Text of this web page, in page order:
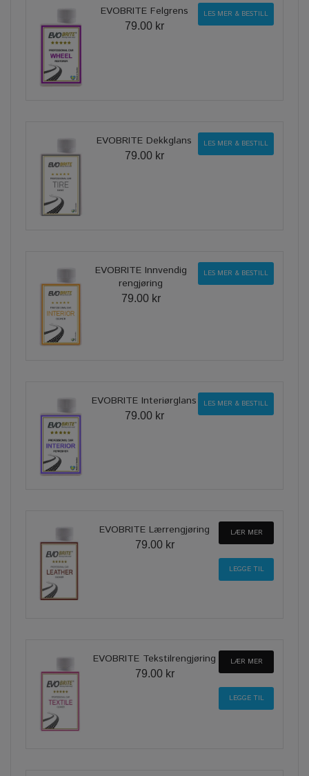
EVOBRITE Felgrens
79.00 kr
LES MER & BESTILL
EVOBRITE Dekkglans
79.00 kr
LES MER & BESTILL
EVOBRITE Innvendig
rengjøring
79.00 kr
LES MER & BESTILL
EVOBRITE Interiørglans
79.00 kr
LES MER & BESTILL
EVOBRITE Lærrengjøring
79.00 kr
LÆR MER
EVOBRITE Tekstilrengjøring
79.00 kr
LÆR MER